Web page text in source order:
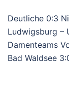
Deutliche 0:3
Ludwigsburg –
Damenteams
Bad Waldsee